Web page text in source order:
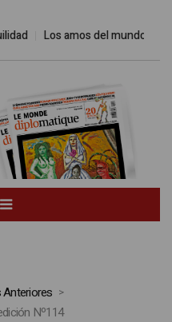
Los amos del mundo
Anteriores
Nº114